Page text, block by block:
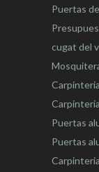
Puertas
cugat del
Puertas
Puertas